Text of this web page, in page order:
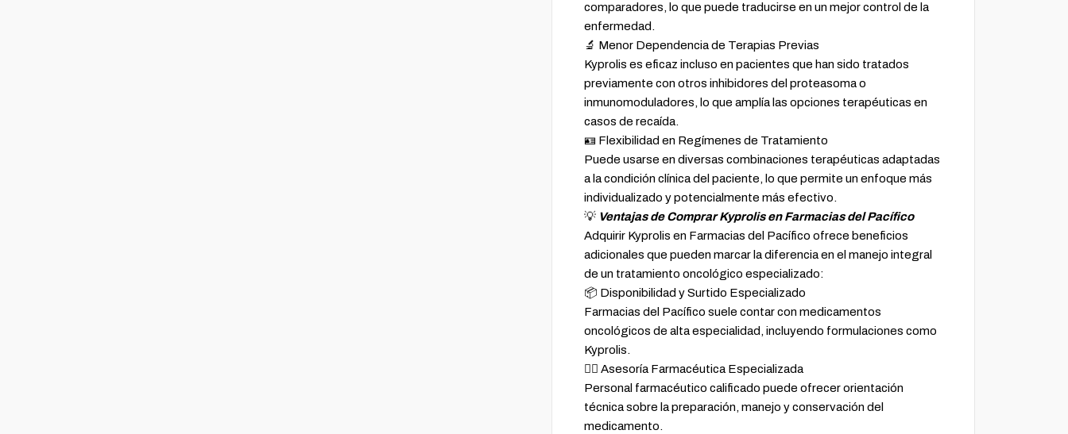
comparadores, lo que puede traducirse en un mejor control de la
enfermedad.
🔬 Menor Dependencia de Terapias Previas
Kyprolis es eficaz incluso en pacientes que han sido tratados
previamente con otros inhibidores del proteasoma o
inmunomoduladores, lo que amplía las opciones terapéuticas en
casos de recaída.
🪪 Flexibilidad en Regímenes de Tratamiento
Puede usarse en diversas combinaciones terapéuticas adaptadas
a la condición clínica del paciente, lo que permite un enfoque más
individualizado y potencialmente más efectivo.
💡 Ventajas de Comprar Kyprolis en Farmacias del Pacífico
Adquirir Kyprolis en Farmacias del Pacífico ofrece beneficios
adicionales que pueden marcar la diferencia en el manejo integral
de un tratamiento oncológico especializado:
📦 Disponibilidad y Surtido Especializado
Farmacias del Pacífico suele contar con medicamentos
oncológicos de alta especialidad, incluyendo formulaciones como
Kyprolis.
👩‍⚕️ Asesoría Farmacéutica Especializada
Personal farmacéutico calificado puede ofrecer orientación
técnica sobre la preparación, manejo y conservación del
medicamento.